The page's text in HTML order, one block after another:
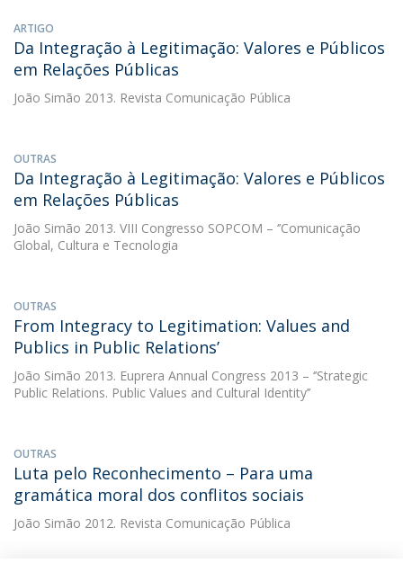
ARTIGO
Da Integração à Legitimação: Valores e Públicos
em Relações Públicas
João Simão 2013. Revista Comunicação Pública
OUTRAS
Da Integração à Legitimação: Valores e Públicos
em Relações Públicas
João Simão 2013. VIII Congresso SOPCOM – ‘’Comunicação
Global, Cultura e Tecnologia
OUTRAS
From Integracy to Legitimation: Values and
Publics in Public Relations’
João Simão 2013. Euprera Annual Congress 2013 – ‘’Strategic
Public Relations. Public Values and Cultural Identity’’
OUTRAS
Luta pelo Reconhecimento – Para uma
gramática moral dos conflitos sociais
João Simão 2012. Revista Comunicação Pública